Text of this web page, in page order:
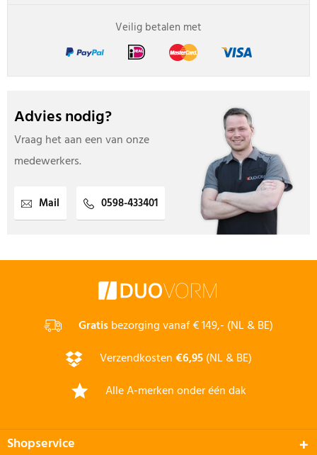
Veilig betalen met
Advies nodig?
Vraag het aan een van onze
medewerkers.
Mail 0598-433401
Gratisbezorging vanaf € 149,- (NL & BE)
Verzendkosten€6,95(NL & BE)
Alle A-merken onder één dak
Shopservice